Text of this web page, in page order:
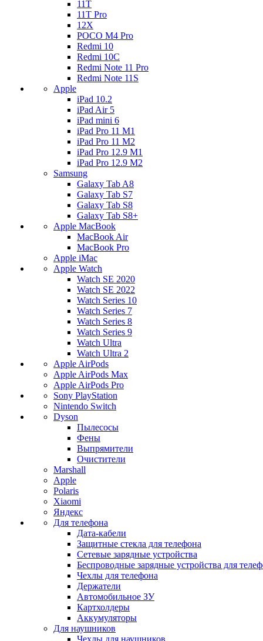
11T
11T Pro
12X
POCO M4 Pro
Redmi 10
Redmi 10C
Redmi Note 11 Pro
Redmi Note 11S
Apple
iPad 10.2
iPad Air 5
iPad mini 6
iPad Pro 11 M1
iPad Pro 11 M2
iPad Pro 12.9 M1
iPad Pro 12.9 M2
Samsung
Galaxy Tab A8
Galaxy Tab S7
Galaxy Tab S8
Galaxy Tab S8+
Apple MacBook
MacBook Air
MacBook Pro
Apple iMac
Apple Watch
Watch SE 2020
Watch SE 2022
Watch Series 10
Watch Series 7
Watch Series 8
Watch Series 9
Watch Ultra
Watch Ultra 2
Apple AirPods
Apple AirPods Max
Apple AirPods Pro
Sony PlayStation
Nintendo Switch
Dyson
Пылесосы
Фены
Выпрямители
Очистители
Marshall
Apple
Polaris
Xiaomi
Яндекс
Для телефона
Дата-кабели
Защитные стекла для телефона
Сетевые зарядные устройства
Беспроводные зарядные устройства для
Чехлы для телефона
Держатели
Автомобильное ЗУ
Картхолдеры
Аккумуляторы
Для наушников
Чехлы для наушников